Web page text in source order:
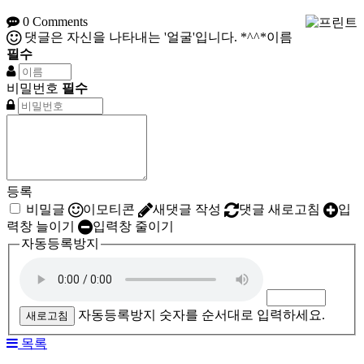
0 Comments
댓글은 자신을 나타내는 '얼굴'입니다. *^^*이름
필수
비밀번호 필수
등록
비밀글
이모티콘 새댓글 작성 댓글 새로고침
입
력창 늘이기
입력창 줄이기
자동등록방지
새로고침 자동등록방지 숫자를 순서대로 입력하세요.
목록